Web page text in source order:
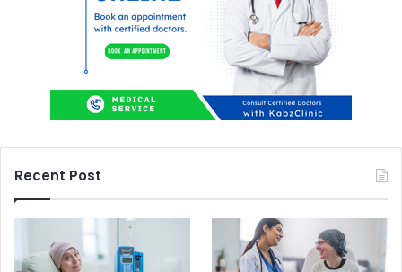
Recent Post